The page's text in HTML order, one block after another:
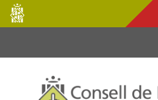
Salta al contingut principal
Consell
de
Mallorca